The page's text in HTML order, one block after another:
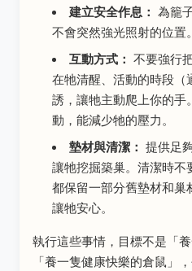
建立安全作息： 為籠
不會突然強光照射的位置
互動方式： 不要強行
在牠清醒、活動的時段（
誘，讓牠主動爬上你的手
動，能減少牠的壓力。
墊材與清潔： 提供足
讓牠挖掘築巢。清潔時不
都保留一部分舊墊材和
讓牠安心。
執行這些事情，目標不是「
「養一隻健康快樂的倉鼠」